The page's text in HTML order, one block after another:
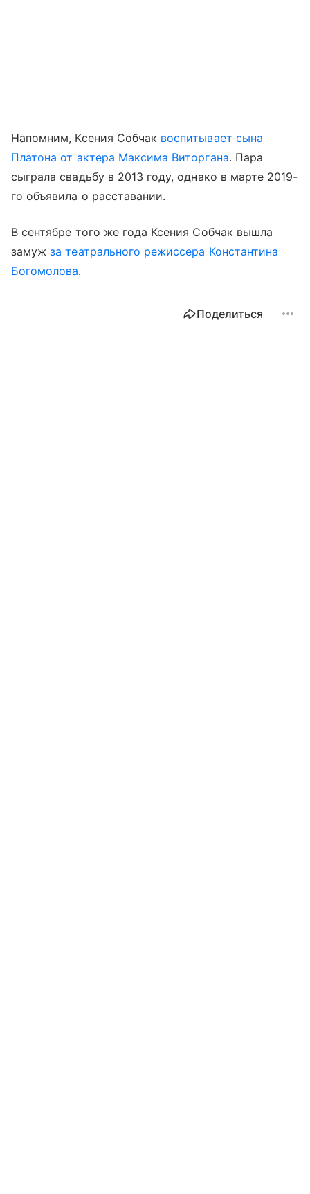
Напомним, Ксения Собчак воспитывает сына
Платона от актера Максима Виторгана. Пара
сыграла свадьбу в 2013 году, однако в марте 2019-
го объявила о расставании.
В сентябре того же года Ксения Собчак вышла
замужза театрального режиссера Константина
Богомолова.
Поделиться